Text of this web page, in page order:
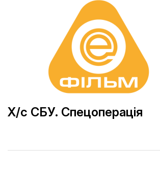
Х/с СБУ. Спецоперація